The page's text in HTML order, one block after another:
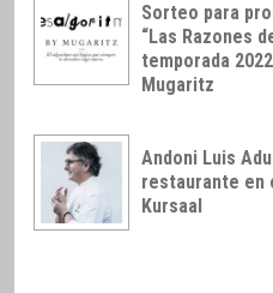
Sorteo para
“Las Razones
temporada
Mugaritz
Andoni Luis
restaurante en
Kursaal